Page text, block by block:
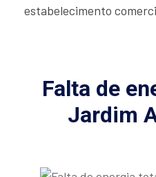
estabelecimento
Falta de
Jardim